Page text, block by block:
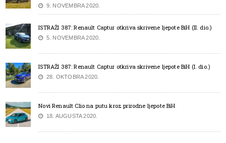
9. NOVEMBRA 2020.
ISTRAŽI 387: Renault Captur otkriva skrivene ljepote BiH (II. dio.)
5. NOVEMBRA 2020.
ISTRAŽI 387: Renault Captur otkriva skrivene ljepote BiH (I. dio.)
28. OKTOBRA 2020.
Novi Renault Clio na putu kroz prirodne ljepote BiH
18. AUGUSTA 2020.